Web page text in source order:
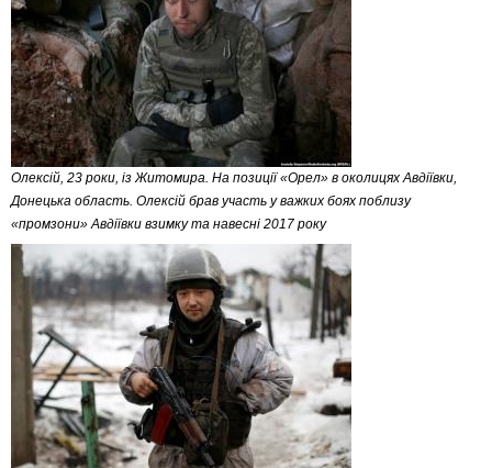
Олексій, 23 роки, із Житомира. На позиції «Орел» в околицях Авдіївки,
Донецька область. Олексій брав участь у важких боях поблизу
«промзони» Авдіївки взимку та навесні 2017 року